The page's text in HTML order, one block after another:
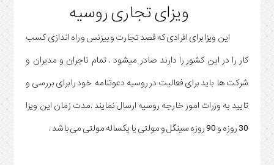
ویزای تجاری روسیه
این ویزا برای افرادی که قصد تجارت و بیزنس و راه اندازی کسب
کار را در این کشور را دارند صادر میشود . تمام تاجران و مدیران و
شرکت ها باید برای فعالیت در روسیه دعوتنامه خود را برای بررسی و
تایید به وزرات امور خارجه روسیه ارسال نمایند .مدت زمان این ویزا
30 روزه و 90 روزه سینگل و مولتی یا یکساله مولتی می باشد .